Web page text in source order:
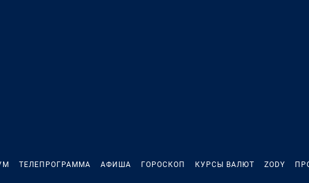
ТЕЛЕПРОГРАММА АФИША ГОРОСКОП КУРСЫ ВАЛЮТ ZODY